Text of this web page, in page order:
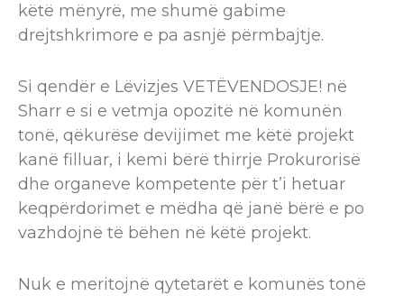
këtë mënyrë, me shumë gabime
drejtshkrimore e pa asnjë përmbajtje.
Si qendër e Lëvizjes VETËVENDOSJE! në
Sharr e si e vetmja opozitë në komunën
tonë, qëkurëse devijimet me këtë projekt
kanë filluar, i kemi bërë thirrje Prokurorisë
dhe organeve kompetente për t’i hetuar
keqpërdorimet e mëdha që janë bërë e po
vazhdojnë të bëhen në këtë projekt.
Nuk e meritojnë qytetarët e komunës tonë